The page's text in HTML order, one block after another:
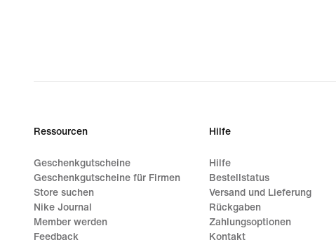
Ressourcen
Geschenkgutscheine
Geschenkgutscheine für Firmen
Store suchen
Nike Journal
Member werden
Feedback
Hilfe
Hilfe
Bestellstatus
Versand und Lieferung
Rückgaben
Zahlungsoptionen
Kontakt